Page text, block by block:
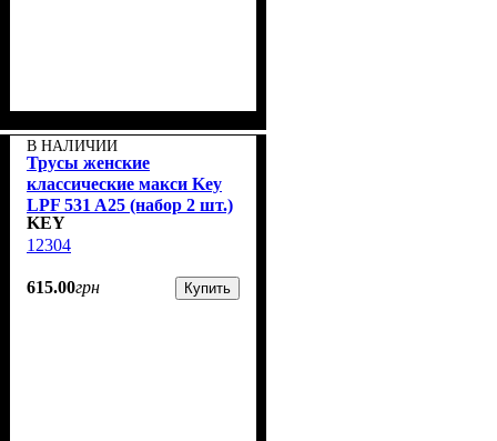
В НАЛИЧИИ
Трусы женские
классические макси Key
LPF 531 A25 (набор 2 шт.)
KEY
12304
615.00грн Купить